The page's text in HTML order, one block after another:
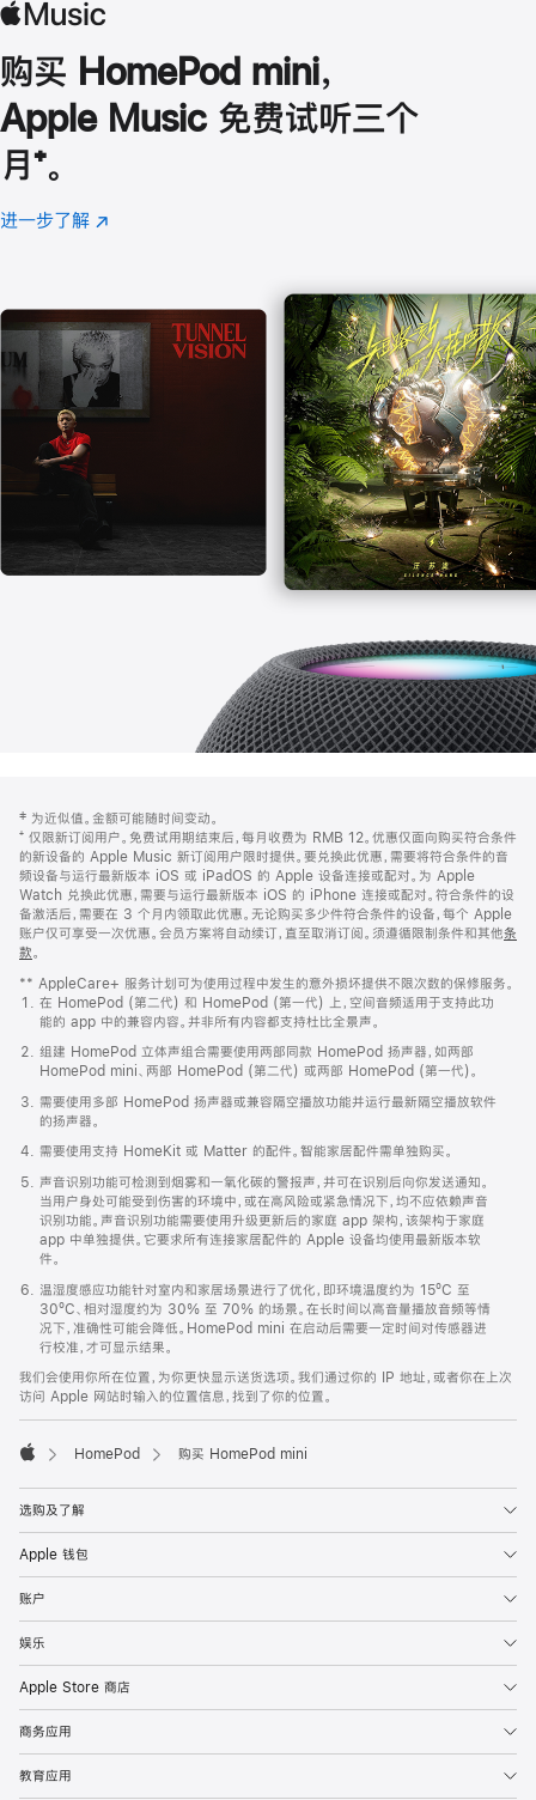
购买 HomePod mini，
Apple Music 免费试听三个
月 脚
注
⁺。
进一步了解 Apple
(在
口
中
打
开)
页
页
脚
注
‡ 为近似值。金额可能随时间变动。
⁺ 仅限新订阅用户。免费试用期结束后，每月收费为 RMB 12。优惠仅面向购买符合条件
的新设备的 Apple Music 新订阅用户限时提供。要兑换此优惠，需要将符合条件的音
频设备与运行最新版本 iOS 或 iPadOS 的 Apple 设备连接或配对。为 Apple
Watch 兑换此优惠，需要与运行最新版本 iOS 的 iPhone 连接或配对。符合条件的设
备激活后，需要在 3 个月内领取此优惠。无论购买多少件符合条件的设备，每个 Apple
账户仅可享受一次优惠。会员方案将自动续订，直至取消订阅。须遵循限制条件和其他条
款。
窗
口
中
打
开)
** AppleCare+ 服务计划可为使用过程中发生的意外损坏提供不限次数的保修服务。
在 HomePod (第二代) 和 HomePod (第一代) 上，空间音频适用于支持此功
能的 app 中的兼容内容。并非所有内容都支持杜比全景声。
组建 HomePod 立体声组合需要使用两部同款 HomePod 扬声器，如两部
HomePod mini、两部 HomePod (第二代) 或两部 HomePod (第一代)。
需要使用多部 HomePod 扬声器或兼容隔空播放功能并运行最新隔空播放软件
的扬声器。
需要使用支持 HomeKit 或 Matter 的配件。智能家居配件需单独购买。
声音识别功能可检测到烟雾和一氧化碳的警报声，并可在识别后向你发送通知。
当用户身处可能受到伤害的环境中，或在高风险或紧急情况下，均不应依赖声音
识别功能。声音识别功能需要使用升级更新后的家庭 app 架构，该架构于家庭
app 中单独提供。它要求所有连接家居配件的 Apple 设备均使用最新版本软
件。
温湿度感应功能针对室内和家居场景进行了优化，即环境温度约为 15ºC 至
30ºC、相对湿度约为 30% 至 70% 的场景。在长时间以高音量播放音频等情
况下，准确性可能会降低。HomePod mini 在启动后需要一定时间对传感器进
行校准，才可显示结果。
我们会使用你所在位置，为你更快显示送货选项。我们通过你的 IP 地址，或者你在上次
访问 Apple 网站时输入的位置信息，找到了你的位置。
HomePod 购买 HomePod mini
选购及了解
Apple 钱包
账户
娱乐
Apple Store 商店
商务应用
教育应用